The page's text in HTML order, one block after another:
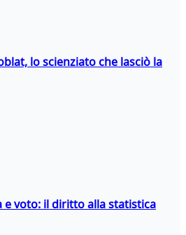
lo scienziato che lasciò la
e voto: il diritto alla statistica